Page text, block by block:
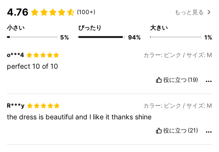
4.76 (100+) もっと見る
小さい
5%
ぴったり
94%
大きい
1%
o***4 カラー: ピンク / サイズ: M
perfect10of10
役に立つ (19)
R***y カラー: ピンク / サイズ: M
thedress is beautifuland l like itthanksshine
役に立つ (21)